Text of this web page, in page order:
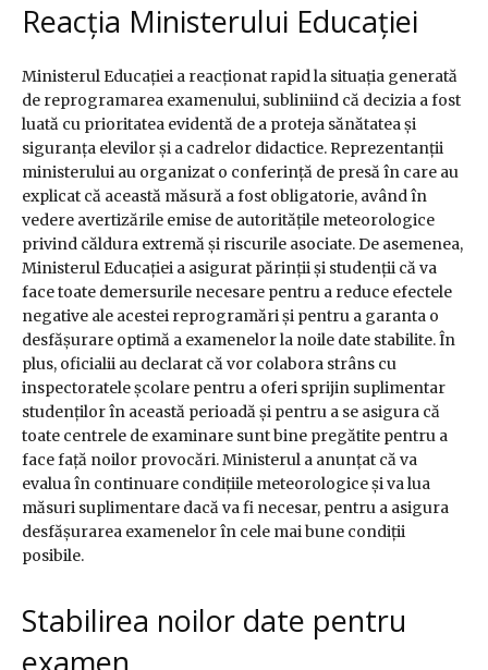
Reacția Ministerului Educației
Ministerul Educației a reacționat rapid la situația generată
de reprogramarea examenului, subliniind că decizia a fost
luată cu prioritatea evidentă de a proteja sănătatea și
siguranța elevilor și a cadrelor didactice. Reprezentanții
ministerului au organizat o conferință de presă în care au
explicat că această măsură a fost obligatorie, având în
vedere avertizările emise de autoritățile meteorologice
privind căldura extremă și riscurile asociate. De asemenea,
Ministerul Educației a asigurat părinții și studenții că va
face toate demersurile necesare pentru a reduce efectele
negative ale acestei reprogramări și pentru a garanta o
desfășurare optimă a examenelor la noile date stabilite. În
plus, oficialii au declarat că vor colabora strâns cu
inspectoratele școlare pentru a oferi sprijin suplimentar
studenților în această perioadă și pentru a se asigura că
toate centrele de examinare sunt bine pregătite pentru a
face față noilor provocări. Ministerul a anunțat că va
evalua în continuare condițiile meteorologice și va lua
măsuri suplimentare dacă va fi necesar, pentru a asigura
desfășurarea examenelor în cele mai bune condiții
posibile.
Stabilirea noilor date pentru